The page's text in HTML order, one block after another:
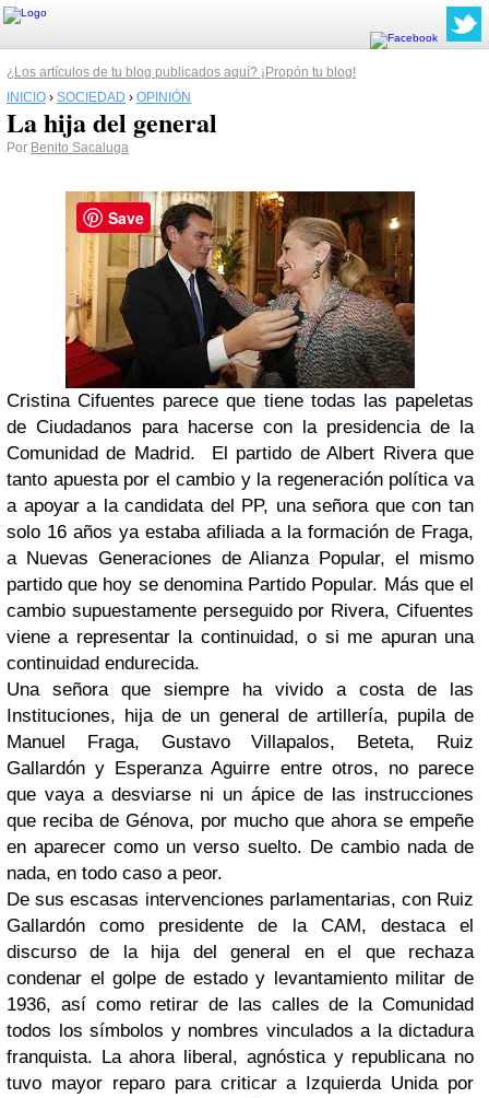
¿Los artículos de tu blog publicados aquí? ¡Propón tu blog!
INICIO › SOCIEDAD › OPINIÓN
La hija del general
Por Benito Sacaluga
Cristina Cifuentes parece que tiene todas las papeletas
de Ciudadanos para hacerse con la presidencia de la
Comunidad de Madrid. El partido de Albert Rivera que
tanto apuesta por el cambio y la regeneración política va
a apoyar a la candidata del PP, una señora que con tan
solo 16 años ya estaba afiliada a la formación de Fraga,
a Nuevas Generaciones de Alianza Popular, el mismo
partido que hoy se denomina Partido Popular. Más que el
cambio supuestamente perseguido por Rivera, Cifuentes
viene a representar la continuidad, o si me apuran una
continuidad endurecida.
Una señora que siempre ha vivido a costa de las
Instituciones, hija de un general de artillería, pupila de
Manuel Fraga, Gustavo Villapalos, Beteta, Ruiz
Gallardón y Esperanza Aguirre entre otros, no parece
que vaya a desviarse ni un ápice de las instrucciones
que reciba de Génova, por mucho que ahora se empeñe
en aparecer como un verso suelto. De cambio nada de
nada, en todo caso a peor.
De sus escasas intervenciones parlamentarias, con Ruiz
Gallardón como presidente de la CAM, destaca el
discurso de la hija del general en el que rechaza
condenar el golpe de estado y levantamiento militar de
1936, así como retirar de las calles de la Comunidad
todos los símbolos y nombres vinculados a la dictadura
franquista. La ahora liberal, agnóstica y republicana no
tuvo mayor reparo para criticar a Izquierda Unida por
Save